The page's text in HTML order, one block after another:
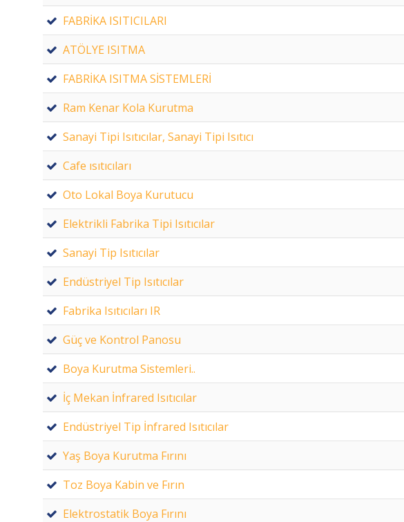
FABRİKA ISITICILARI
ATÖLYE ISITMA
FABRİKA ISITMA SİSTEMLERİ
Ram Kenar Kola Kurutma
Sanayi Tipi Isıtıcılar, Sanayi Tipi Isıtıcı
Cafe ısıtıcıları
Oto Lokal Boya Kurutucu
Elektrikli Fabrika Tipi Isıtıcılar
Sanayi Tip Isıtıcılar
Endüstriyel Tip Isıtıcılar
Fabrika Isıtıcıları IR
Güç ve Kontrol Panosu
Boya Kurutma Sistemleri..
İç Mekan İnfrared Isıtıcılar
Endüstriyel Tip İnfrared Isıtıcılar
Yaş Boya Kurutma Fırını
Toz Boya Kabin ve Fırın
Elektrostatik Boya Fırını